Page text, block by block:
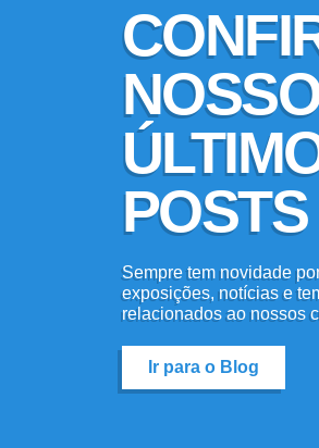
POSTS
Sempre tem novidade
exposições, notícias e
relacionados ao nossos
Ir para o Blog